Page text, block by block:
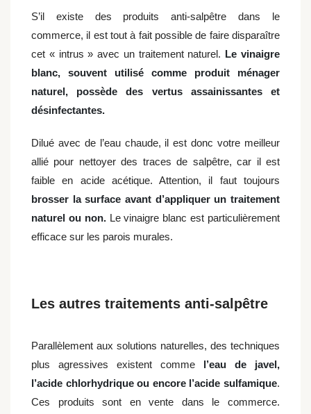
S’il existe des produits anti-salpêtre dans le
commerce, il est tout à fait possible de faire disparaître
cet « intrus » avec un traitement naturel. Le vinaigre
blanc, souvent utilisé comme produit ménager
naturel, possède des vertus assainissantes et
désinfectantes.
Dilué avec de l’eau chaude, il est donc votre meilleur
allié pour nettoyer des traces de salpêtre, car il est
faible en acide acétique. Attention, il faut toujours
brosser la surface avant d’appliquer un traitement
naturel ou non.Le vinaigre blanc est particulièrement
efficace sur les parois murales.
Les autres traitements anti-salpêtre
Parallèlement aux solutions naturelles, des techniques
plus agressives existent comme l’eau de javel,
l’acide chlorhydrique ou encore l’acide sulfamique.
Ces produits sont en vente dans le commerce.